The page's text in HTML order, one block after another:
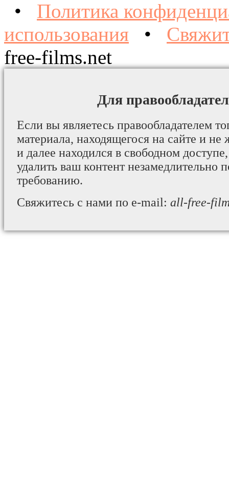
• Политика
использования •
free-films.net
Для
Если вы являетесь правообладателем
материала, находящегося на сайте и не
и далее находился в свободном
удалить ваш контент незамедлительно
требованию.
Свяжитесь с нами по e-mail: all-free-